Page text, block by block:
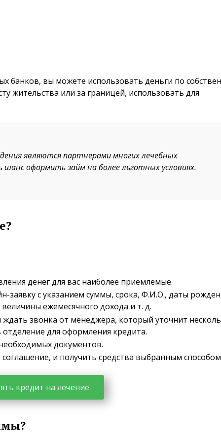
банков, вы можете использовать деньги по
жительства или за границей, использовать для
являются партнерами многих лечебных
шанс оформить займ на более льготных условиях.
денег для вас наиболее приемлемые.
заявку с указанием суммы, срока, Ф.И.О., даты
ежемесячного дохода и т. д.
звонка от менеджера, который уточнит
отделение для оформления кредита.
документов.
и получить средства выбранным
кредит на лечение